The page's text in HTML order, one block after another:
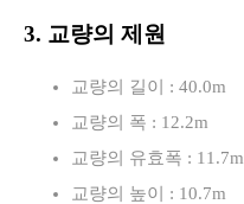
3. 교량의 제원
교량의 길이 : 40.0m
교량의 폭 : 12.2m
교량의 유효폭 : 11.7m
교량의 높이 : 10.7m